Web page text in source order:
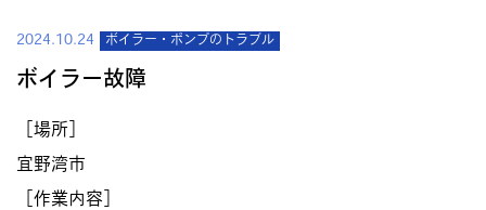
2024.10.24 ボイラー・ポンプのトラブル
ボイラー故障
［場所］
宜野湾市
［作業内容］